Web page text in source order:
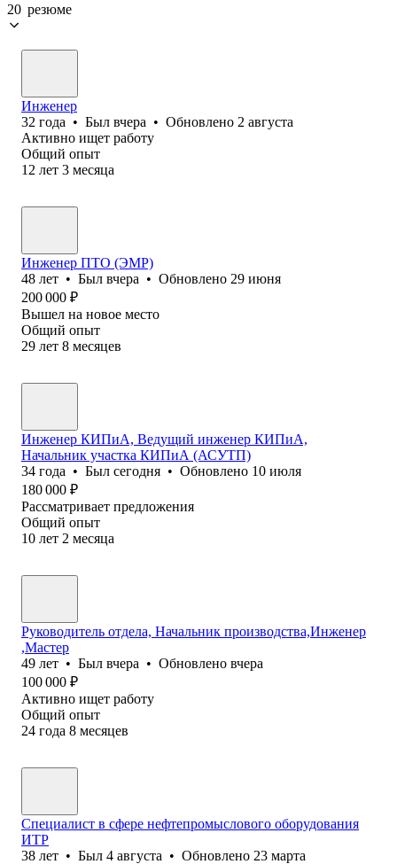
20 резюме
Инженер
32 года • Был вчера • Обновлено 2 августа
Активно ищет работу
Общий опыт
12 лет 3 месяца
Инженер ПТО (ЭМР)
48 лет • Был вчера • Обновлено 29 июня
200 000 ₽
Вышел на новое место
Общий опыт
29 лет 8 месяцев
Инженер КИПиА, Ведущий инженер КИПиА,
Начальник участка КИПиА (АСУТП)
34 года • Был сегодня • Обновлено 10 июля
180 000 ₽
Рассматривает предложения
Общий опыт
10 лет 2 месяца
Руководитель отдела, Начальник производства,Инженер
,Мастер
49 лет • Был вчера • Обновлено вчера
100 000 ₽
Активно ищет работу
Общий опыт
24 года 8 месяцев
Специалист в сфере нефтепромыслового оборудования
ИТР
38 лет • Был 4 августа • Обновлено 23 марта